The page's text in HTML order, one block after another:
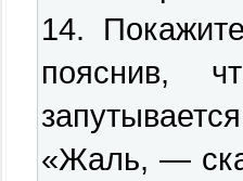
14.
пояснив,
«Жаль, —